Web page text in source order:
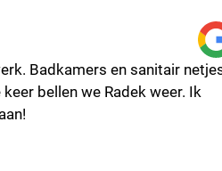
Badkamers en sanitair
bellen we Radek weer. Ik